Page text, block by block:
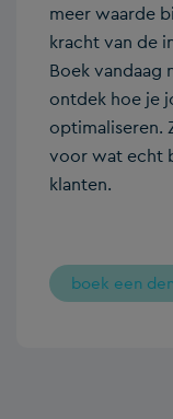
meer waarde
kracht van de
Boek vandaag
ontdek hoe je
optimaliseren.
voor wat echt
klanten.
boek een